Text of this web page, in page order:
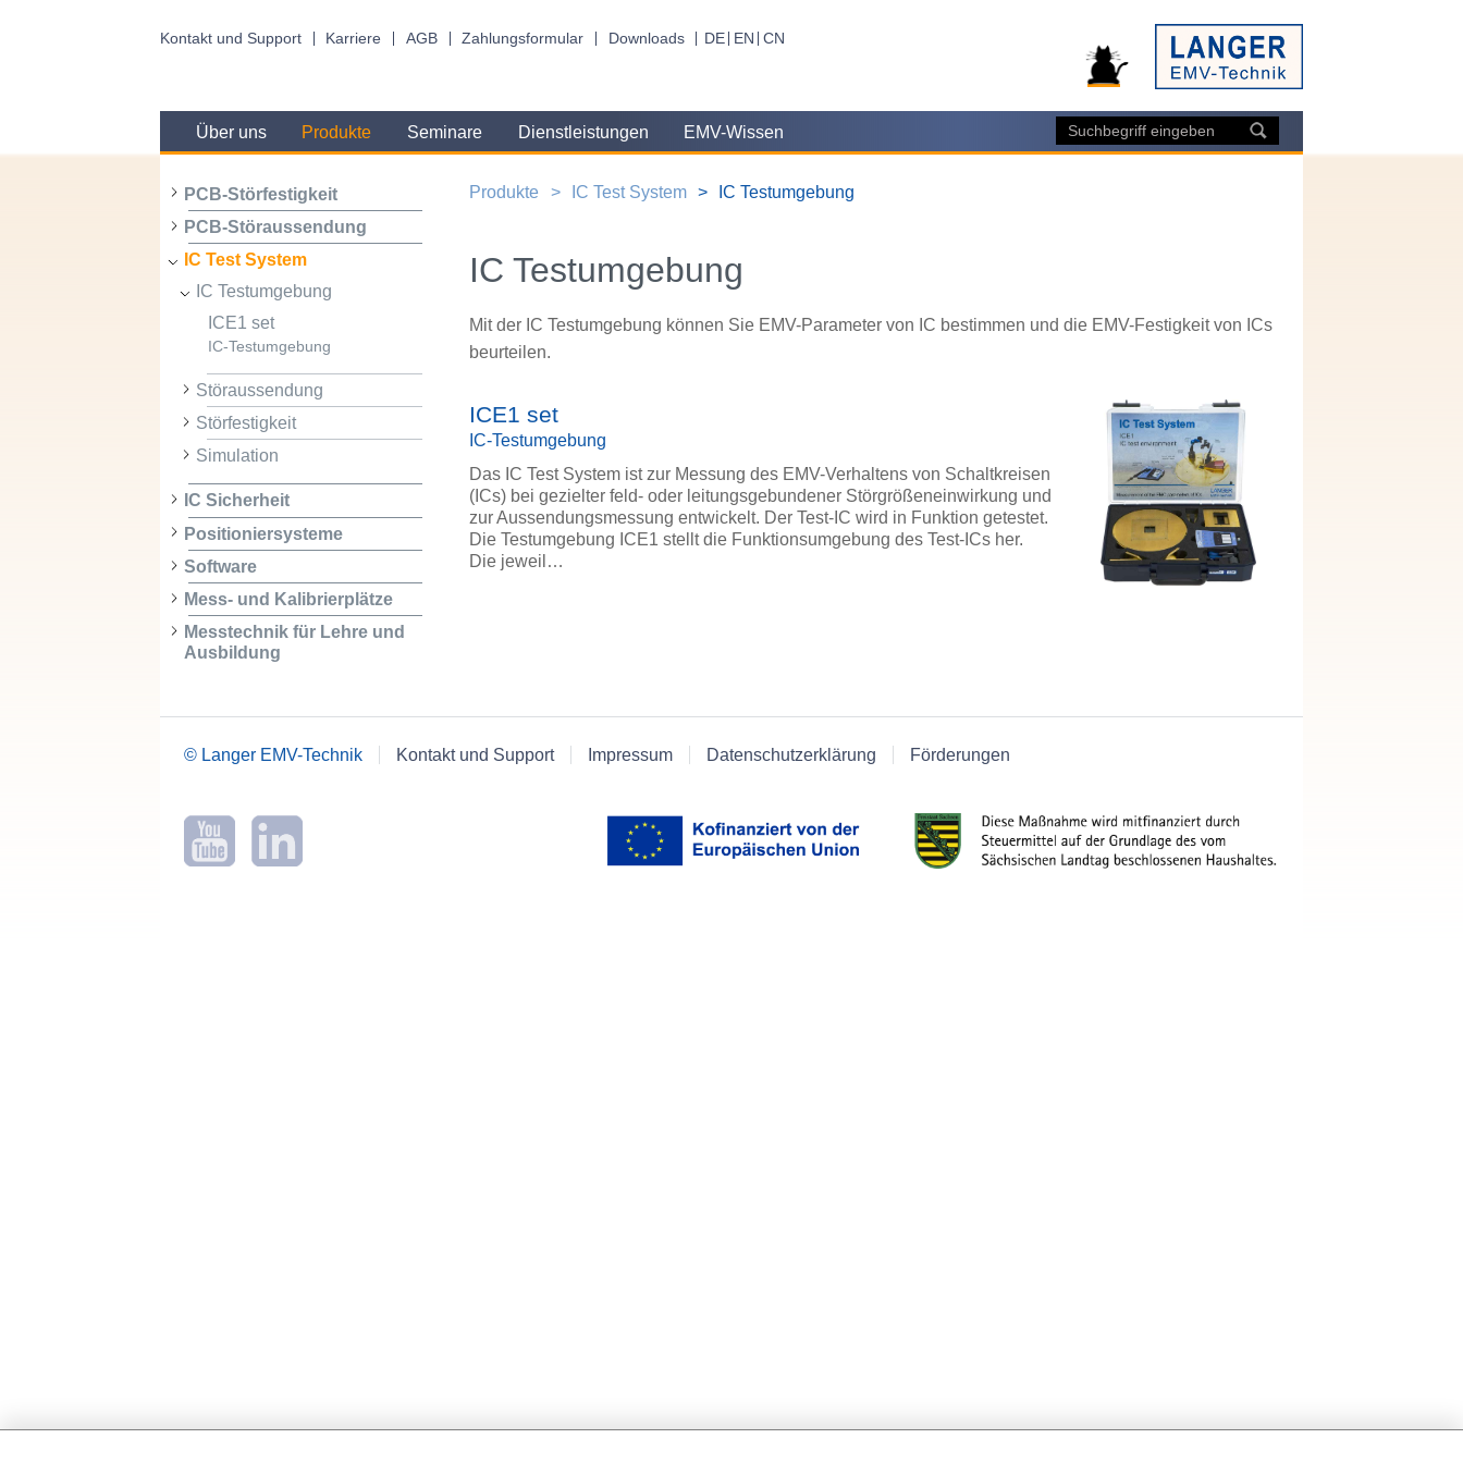
Kontakt und Support Karriere AGB Zahlungsformular Downloads DE EN CN
Über uns Produkte Seminare Dienstleistungen EMV-Wissen
PCB-Störfestigkeit
PCB-Störaussendung
IC Test System
IC Testumgebung
ICE1 set
IC-Testumgebung
Störaussendung
Störfestigkeit
Simulation
IC Sicherheit
Positioniersysteme
Software
Mess- und Kalibrierplätze
Messtechnik für Lehre und
Ausbildung
Produkte IC Test System IC Testumgebung
IC Testumgebung
Mit der IC Testumgebung können Sie EMV-Parameter von IC bestimmen und die EMV-Festigkeit von ICs
beurteilen.
ICE1 set
IC-Testumgebung
Das IC Test System ist zur Messung des EMV-Verhaltens von Schaltkreisen
(ICs) bei gezielter feld- oder leitungsgebundener Störgrößeneinwirkung und
zur Aussendungsmessung entwickelt. Der Test-IC wird in Funktion getestet.
Die Testumgebung ICE1 stellt die Funktionsumgebung des Test-ICs her.
Die jeweil…
© Langer EMV-Technik Kontakt und Support Impressum Datenschutzerklärung Förderungen